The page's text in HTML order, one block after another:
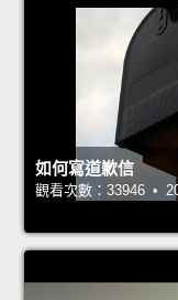
如何寫道歉信
觀看次數：33946 •